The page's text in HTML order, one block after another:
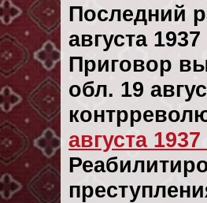
Последний
августа 1937
Приговор
обл. 19
августа 1937